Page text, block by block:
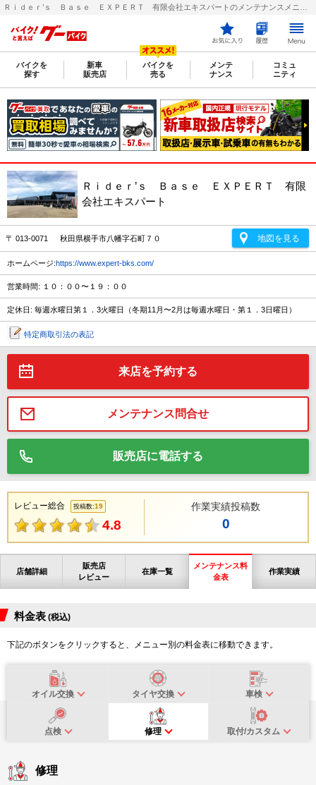
バイクを
探す
新車
販売店
バイクを
売る
メンテ
ナンス
コミュ
ニティ
Ｒｉｄｅｒ’ｓ Ｂａｓｅ ＥＸＰＥＲＴ 有限
会社エキスパート
〒 013-0071 秋田県横手市八幡字石町７０ 地図を見る
ホームページ:https://www.expert-bks.com/
営業時間: １０：００〜１９：００
定休日: 毎週水曜日第１．3火曜日（冬期11月〜2月は毎週水曜日・第１．3日曜日）
特定商取引法の表記
来店を予約する
メンテナンス問合せ
販売店に電話する
レビュー総合 投稿数:19
4.8
作業実績投稿数
0
店舗詳細
販売店
レビュー
在庫一覧
メンテナンス料
金表
作業実績
料金表 (税込)
下記のボタンをクリックすると、メニュー別の料金表に移動できます。
オイル交換 タイヤ交換 車検
点検 修理 取付/カスタム
修理